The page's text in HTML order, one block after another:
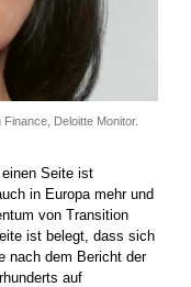
Deloitte Monitor.
Seite ist
in Europa mehr und
von Transition
ist belegt, dass sich
nach dem Bericht der
auf